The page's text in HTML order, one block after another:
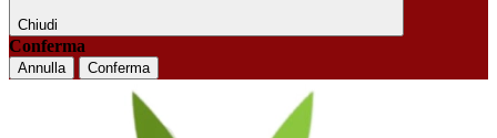
Chiudi
Conferma
Annulla Conferma